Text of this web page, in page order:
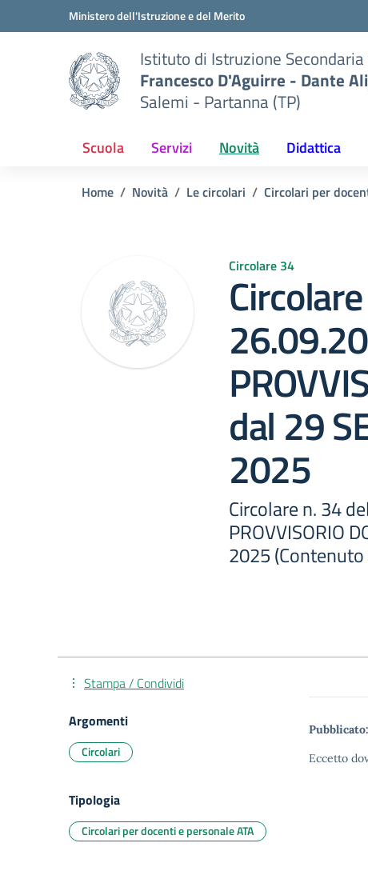
Vai ai contenuti
Vai al menu di navigazioneMinistero dell'Istruzione e del Merito
Istituto di Istruzione
Francesco D'Aguirre - Dante
Salemi - Partanna (TP)
Scuola Servizi Novità Didattica
Home Novità Le circolari Circolari per
Circolare 34
dal 29
2025
Circolare n. 34
PROVVISORIO
2025
Pubblicato:
Eccetto
Stampa / Condividi
Argomenti
Circolari
Tipologia
Circolari per docenti e personale ATA